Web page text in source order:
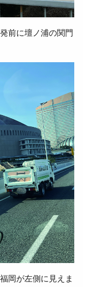
前に壇ノ浦の関門
岡が左側に見えま